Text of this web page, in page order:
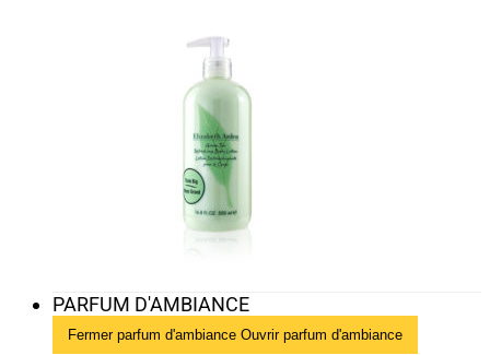
PARFUM D'AMBIANCE
Fermer parfum d'ambiance Ouvrir parfum d'ambiance